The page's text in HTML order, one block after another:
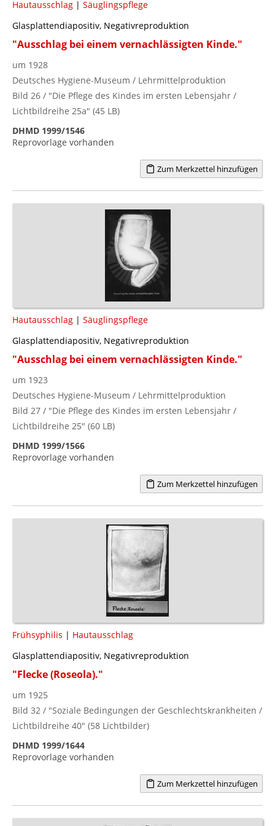
Hautausschlag | Säuglingspflege
Glasplattendiapositiv, Negativreproduktion
"Ausschlag bei einem vernachlässigten Kinde."
um 1928
Deutsches Hygiene-Museum / Lehrmittelproduktion
Bild 26 / "Die Pflege des Kindes im ersten Lebensjahr /
Lichtbildreihe 25a" (45 LB)
DHMD 1999/1546
Reprovorlage vorhanden
Zum Merkzettel hinzufügen
Hautausschlag | Säuglingspflege
Glasplattendiapositiv, Negativreproduktion
"Ausschlag bei einem vernachlässigten Kinde."
um 1923
Deutsches Hygiene-Museum / Lehrmittelproduktion
Bild 27 / "Die Pflege des Kindes im ersten Lebensjahr /
Lichtbildreihe 25" (60 LB)
DHMD 1999/1566
Reprovorlage vorhanden
Zum Merkzettel hinzufügen
Frühsyphilis | Hautausschlag
Glasplattendiapositiv, Negativreproduktion
"Flecke (Roseola)."
um 1925
Bild 32 / "Soziale Bedingungen der Geschlechtskrankheiten /
Lichtbildreihe 40" (58 Lichtbilder)
DHMD 1999/1644
Reprovorlage vorhanden
Zum Merkzettel hinzufügen